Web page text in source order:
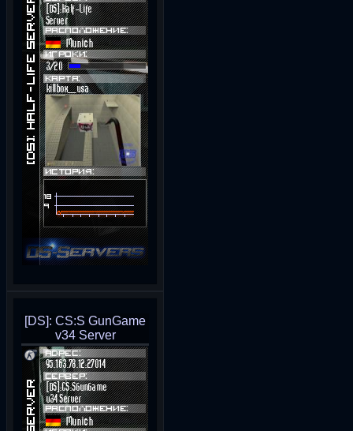
[DS]: CS:S GunGame
v34 Server